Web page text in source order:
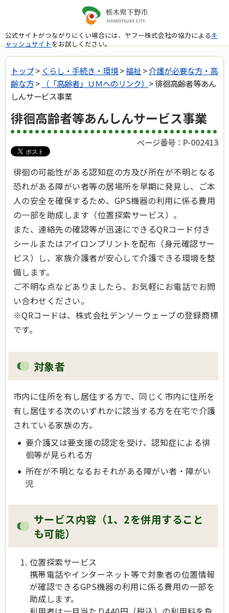
公式サイトがつながりにくい場合には、ヤフー株式会社の協力によるキ
ャッシュサイトをお試しください。
トップ> くらし・手続き・環境>福祉>介護が必要な方・高
齢な方> （「高齢者」ＵＭへのリンク） > 徘徊高齢者等あん
しんサービス事業
徘徊高齢者等あんしんサービス事業
ページ番号：P-002413
徘徊の可能性がある認知症の方及び所在が不明となる
恐れがある障がい者等の居場所を早期に発見し、ご本
人の安全を確保するため、GPS機器の利用に係る費用
の一部を助成します（位置探索サービス）。
また、連絡先の確認等が迅速にできるQRコード付き
シールまたはアイロンプリントを配布（身元確認サー
ビス）し、家族介護者が安心して介護できる環境を整
備します。
ご不明な点などありましたら、お気軽にお電話でお問
い合わせください。
※QRコードは、株式会社デンソーウェーブの登録商標
です。
対象者
市内に住所を有し居住する方で、同じく市内に住所を
有し居住する次のいずれかに該当する方を在宅で介護
されている家族の方。
要介護又は要支援の認定を受け、認知症による徘
徊等が見られる方
所在が不明となるおそれがある障がい者・障がい
児
サービス内容（1、2を併用すること
も可能）
位置探索サービス
携帯電話やインターネット等で対象者の位置情報
が確認できるGPS機器の利用に係る費用の一部を
助成します。